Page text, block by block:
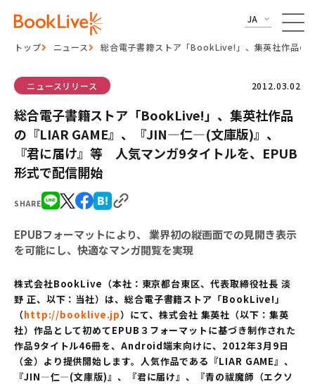
JA
トップ ニュース 総合電子書籍ストア「BookLive!」、集英社作品
SHARE
ニュースリリース 2012.03.02
総合電子書籍ストア「BookLive!」、集英社作品
の『LIAR GAME』、『JIN―仁―(文庫版)』、
『君に届け』等 人気マンガ9タイトルを、EPUB
形式で配信開始
EPUBフォーマットにより、 業界初の縦画面での見開き表示
を可能にし、快適なマンガ閲覧を実現
株式会社BookLive（本社：東京都台東区、代表取締役社長 淡
野 正、以下：当社）は、総合電子書籍ストア「BookLive!」
（http://booklive.jp）にて、株式会社 集英社（以下：集英
社）作品として初めてEPUB３フォーマットに基づき制作された
作品9タイトル46冊を、Android端末向けに、2012年3月9日
（金）より提供開始します。人気作品である『LIAR GAME』、
『JIN―仁―(文庫版)』、『君に届け』、『青の祓魔師（エクソ